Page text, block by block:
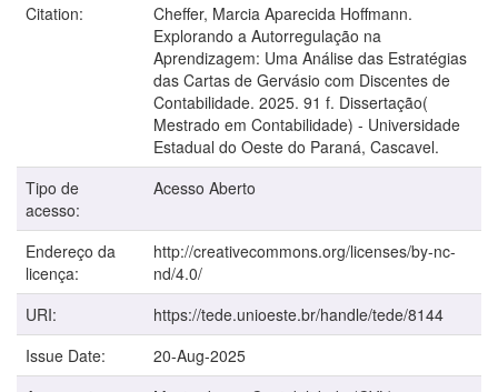
Citation:
Cheffer, Marcia Aparecida Hoffmann.
Explorando a Autorregulação na
Aprendizagem: Uma Análise das Estratégias
das Cartas de Gervásio com Discentes de
Contabilidade. 2025. 91 f. Dissertação(
Mestrado em Contabilidade) - Universidade
Estadual do Oeste do Paraná, Cascavel.
Tipo de
acesso:
Acesso Aberto
Endereço da
licença:
http://creativecommons.org/licenses/by-nc-
nd/4.0/
URI:
https://tede.unioeste.br/handle/tede/8144
Issue Date:
20-Aug-2025